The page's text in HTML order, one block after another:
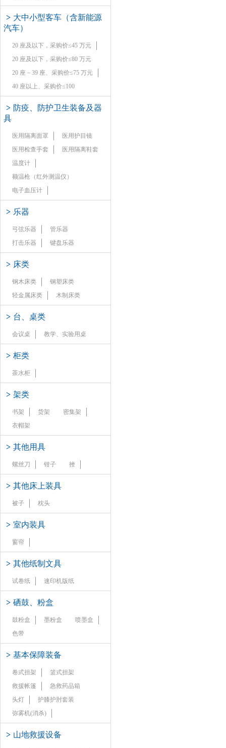
> 大中小型客车（含新能源
汽车）
20 座及以下，采购价≤45 万元
20 座及以下，采购价≤80 万元
20 座－39 座、采购价≤75 万元
40 座以上、采购价≤100
> 防疫、防护卫生装备及器
具
医用隔离面罩
医用护目镜
医用检查手套
医用隔离鞋套
温度计
额温枪（红外测温仪）
电子血压计
> 乐器
弓弦乐器
管乐器
打击乐器
键盘乐器
> 床类
钢木床类
钢塑床类
轻金属床类
木制床类
> 台、桌类
会议桌 教学、实验用桌
> 柜类
茶水柜
> 架类
书架 货架
密集架
衣帽架
> 其他用具
螺丝刀 钳子 挫
> 其他床上装具
被子 枕头
> 室内装具
窗帘
> 其他纸制文具
试卷纸 速印机版纸
> 硒鼓、粉盒
鼓粉盒 墨粉盒
喷墨盒
色带
> 基本保障装备
卷式担架
篮式担架
救援帐篷
急救药品箱
头灯
护膝护肘套装
弥雾机(消杀)
> 山地救援设备